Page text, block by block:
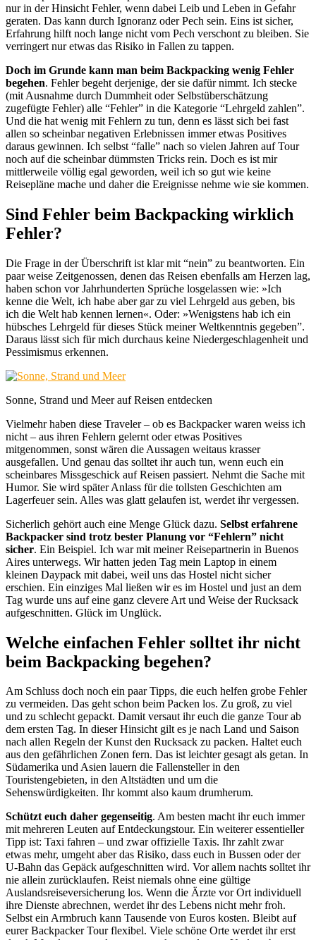
nur in der Hinsicht Fehler, wenn dabei Leib und Leben in Gefahr
geraten. Das kann durch Ignoranz oder Pech sein. Eins ist sicher,
Erfahrung hilft noch lange nicht vom Pech verschont zu bleiben. Sie
verringert nur etwas das Risiko in Fallen zu tappen.
Doch im Grunde kann man beim Backpacking wenig Fehler
begehen. Fehler begeht derjenige, der sie dafür nimmt. Ich stecke
(mit Ausnahme durch Dummheit oder Selbstüberschätzung
zugefügte Fehler) alle “Fehler” in die Kategorie “Lehrgeld zahlen”.
Und die hat wenig mit Fehlern zu tun, denn es lässt sich bei fast
allen so scheinbar negativen Erlebnissen immer etwas Positives
daraus gewinnen. Ich selbst “falle” nach so vielen Jahren auf Tour
noch auf die scheinbar dümmsten Tricks rein. Doch es ist mir
mittlerweile völlig egal geworden, weil ich so gut wie keine
Reisepläne mache und daher die Ereignisse nehme wie sie kommen.
Sind Fehler beim Backpacking wirklich
Fehler?
Die Frage in der Überschrift ist klar mit “nein” zu beantworten. Ein
paar weise Zeitgenossen, denen das Reisen ebenfalls am Herzen lag,
haben schon vor Jahrhunderten Sprüche losgelassen wie: »Ich
kenne die Welt, ich habe aber gar zu viel Lehrgeld aus geben, bis
ich die Welt hab kennen lernen«. Oder: »Wenigstens hab ich ein
hübsches Lehrgeld für dieses Stück meiner Weltkenntnis gegeben”.
Daraus lässt sich für mich durchaus keine Niedergeschlagenheit und
Pessimismus erkennen.
Sonne, Strand und Meer auf Reisen entdecken
Vielmehr haben diese Traveler – ob es Backpacker waren weiss ich
nicht – aus ihren Fehlern gelernt oder etwas Positives
mitgenommen, sonst wären die Aussagen weitaus krasser
ausgefallen. Und genau das solltet ihr auch tun, wenn euch ein
scheinbares Missgeschick auf Reisen passiert. Nehmt die Sache mit
Humor. Sie wird später Anlass für die tollsten Geschichten am
Lagerfeuer sein. Alles was glatt gelaufen ist, werdet ihr vergessen.
Sicherlich gehört auch eine Menge Glück dazu. Selbst erfahrene
Backpacker sind trotz bester Planung vor “Fehlern” nicht
sicher. Ein Beispiel. Ich war mit meiner Reisepartnerin in Buenos
Aires unterwegs. Wir hatten jeden Tag mein Laptop in einem
kleinen Daypack mit dabei, weil uns das Hostel nicht sicher
erschien. Ein einziges Mal ließen wir es im Hostel und just an dem
Tag wurde uns auf eine ganz clevere Art und Weise der Rucksack
aufgeschnitten. Glück im Unglück.
Welche einfachen Fehler solltet ihr nicht
beim Backpacking begehen?
Am Schluss doch noch ein paar Tipps, die euch helfen grobe Fehler
zu vermeiden. Das geht schon beim Packen los. Zu groß, zu viel
und zu schlecht gepackt. Damit versaut ihr euch die ganze Tour ab
dem ersten Tag. In dieser Hinsicht gilt es je nach Land und Saison
nach allen Regeln der Kunst den Rucksack zu packen. Haltet euch
aus den gefährlichen Zonen fern. Das ist leichter gesagt als getan. In
Südamerika und Asien lauern die Fallensteller in den
Touristengebieten, in den Altstädten und um die
Sehenswürdigkeiten. Ihr kommt also kaum drumherum.
Schützt euch daher gegenseitig. Am besten macht ihr euch immer
mit mehreren Leuten auf Entdeckungstour. Ein weiterer essentieller
Tipp ist: Taxi fahren – und zwar offizielle Taxis. Ihr zahlt zwar
etwas mehr, umgeht aber das Risiko, dass euch in Bussen oder der
U-Bahn das Gepäck aufgeschnitten wird. Vor allem nachts solltet ihr
nie allein zurücklaufen. Reist niemals ohne eine gültige
Auslandsreiseversicherung los. Wenn die Ärzte vor Ort individuell
ihre Dienste abrechnen, werdet ihr des Lebens nicht mehr froh.
Selbst ein Armbruch kann Tausende von Euros kosten. Bleibt auf
eurer Backpacker Tour flexibel. Viele schöne Orte werdet ihr erst